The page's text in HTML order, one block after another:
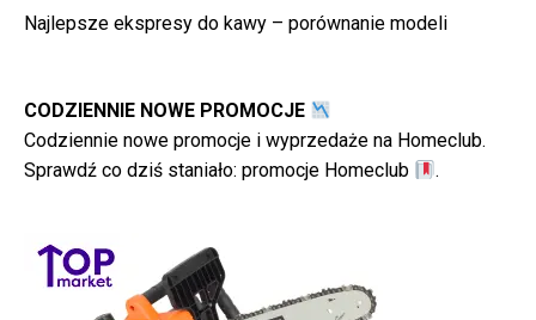
Najlepsze ekspresy do kawy – porównanie modeli
CODZIENNIE NOWE PROMOCJE
Codziennie nowe promocje i wyprzedaże na Homeclub.
Sprawdź co dziś staniało: promocje Homeclub .